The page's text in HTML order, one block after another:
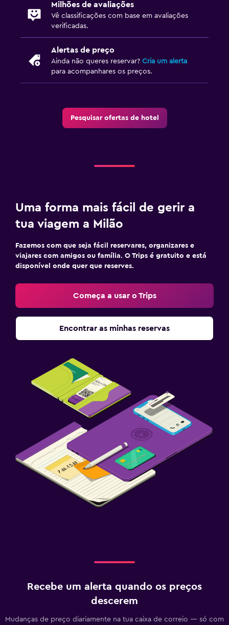
Milhões de avaliações
Vê classificações com base em avaliações
verificadas.
Alertas de preço
Ainda não queres reservar? Cria um alerta
para acompanhares os preços.
Pesquisar ofertas de hotel
Uma forma mais fácil de gerir a
tua viagem a Milão
Fazemos com que seja fácil reservares, organizares e
viajares com amigos ou família. O Trips é gratuito e está
disponível onde quer que reserves.
Começa a usar o Trips
Encontrar as minhas reservas
Recebe um alerta quando os preços
descerem
Mudanças de preço diariamente na tua caixa de correio — só com